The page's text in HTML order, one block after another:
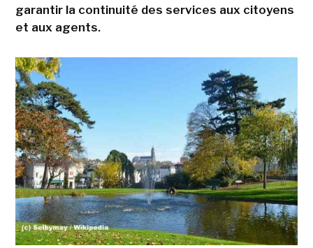
garantir la continuité des services aux citoyens
et aux agents.